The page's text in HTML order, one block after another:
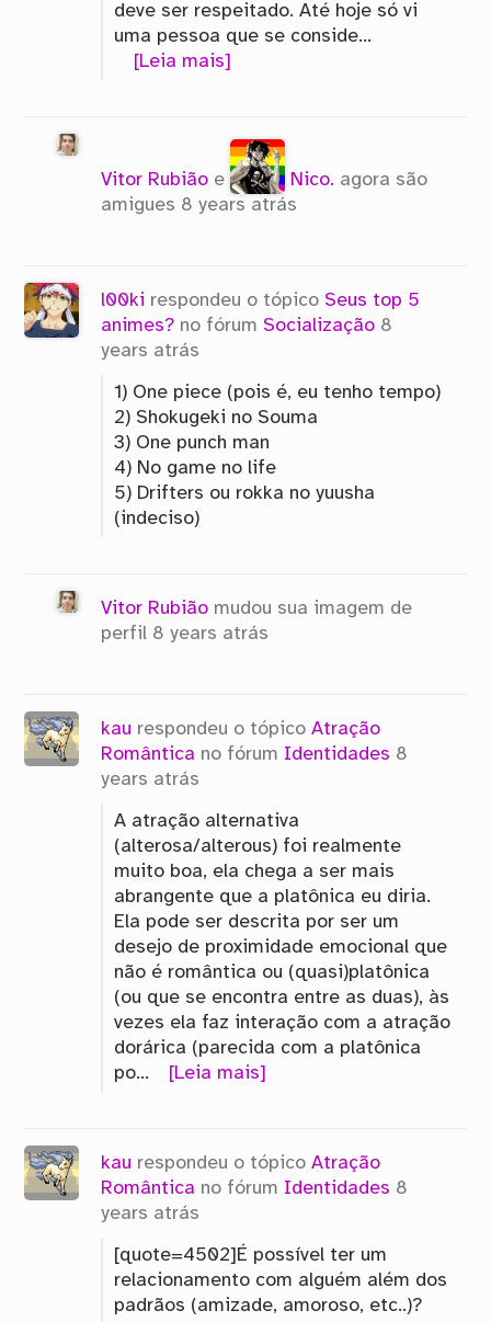
deve ser respeitado. Até hoje só vi
uma pessoa que se conside…
[Leia mais]
Vitor Rubião e Nico. agora são
amigues 8 years atrás
l00ki respondeu o tópico Seus top 5
animes? no fórum Socialização 8
years atrás
1) One piece (pois é, eu tenho tempo)
2) Shokugeki no Souma
3) One punch man
4) No game no life
5) Drifters ou rokka no yuusha
(indeciso)
Vitor Rubião mudou sua imagem de
perfil 8 years atrás
kau respondeu o tópicoAtração
Romântica no fórum Identidades 8
years atrás
A atração alternativa
(alterosa/alterous) foi realmente
muito boa, ela chega a ser mais
abrangente que a platônica eu diria.
Ela pode ser descrita por ser um
desejo de proximidade emocional que
não é romântica ou (quasi)platônica
(ou que se encontra entre as duas), às
vezes ela faz interação com a atração
dorárica (parecida com a platônica
po…
[Leia mais]
kau respondeu o tópicoAtração
Romântica no fórum Identidades 8
years atrás
[quote=4502]É possível ter um
relacionamento com alguém além dos
padrãos (amizade, amoroso, etc..)?